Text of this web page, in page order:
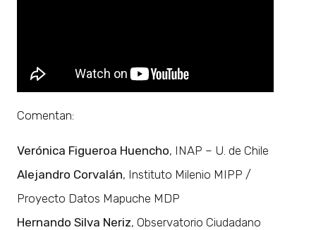
Comentan:
Verónica Figueroa Huencho, INAP – U. de Chile
Alejandro Corvalán, Instituto Milenio MIPP /
Proyecto Datos Mapuche MDP
Hernando Silva Neriz, Observatorio Ciudadano